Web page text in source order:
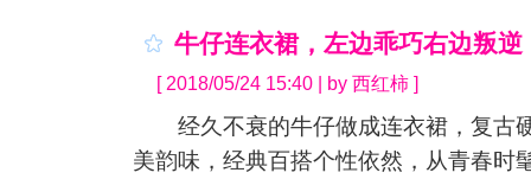
牛仔连衣裙，左边乖巧右边叛逆
[ 2018/05/24 15:40 | by 西红柿 ]
经久不衰的牛仔做成连衣裙，复古
美韵味，经典百搭个性依然，从青春时